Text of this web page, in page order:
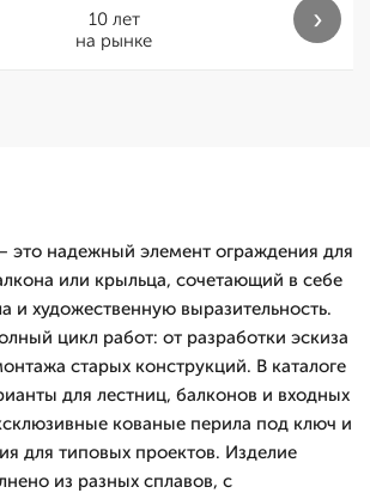
10 лет
на рынке
›
это надежный элемент ограждения для
или крыльца, сочетающий в себе
и художественную выразительность.
цикл работ: от разработки эскиза
старых конструкций. В каталоге
для лестниц, балконов и входных
кованые перила под ключ и
для типовых проектов. Изделие
из разных сплавов, с